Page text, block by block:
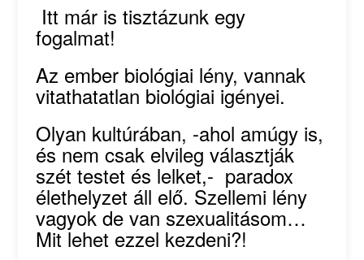
Itt már is tisztázunk egy
fogalmat!
Az ember biológiai lény, vannak
vitathatatlan biológiai igényei.
Olyan kultúrában, -ahol amúgy is,
és nem csak elvileg választják
szét testet és lelket,- paradox
élethelyzet áll elő. Szellemi lény
vagyok de van szexualitásom…
Mit lehet ezzel kezdeni?!